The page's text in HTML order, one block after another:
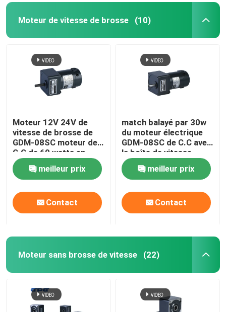
Moteur de vitesse de brosse (10)
Moteur 12V 24V de
vitesse de brosse de
GDM-08SC moteur de
C.C de 60 watts en
brosse
meilleur prix
Contact
match balayé par 30w
du moteur électrique
GDM-08SC de C.C avec
la boîte de vitesse
4GN3-300K
meilleur prix
Contact
Moteur sans brosse de vitesse (22)